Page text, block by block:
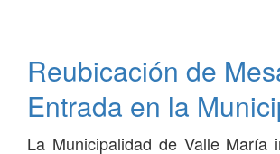
el
cauce
del
Crespo
Reubicación de
Entrada en la
La Municipalidad de Valle María